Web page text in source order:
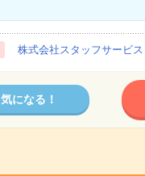
株式会社スタッフサービス
気になる！